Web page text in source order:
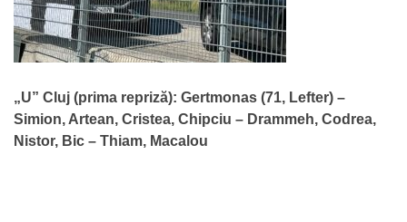
„U” Cluj (prima repriză): Gertmonas (71, Lefter) –
Simion, Artean, Cristea, Chipciu – Drammeh, Codrea,
Nistor, Bic – Thiam, Macalou